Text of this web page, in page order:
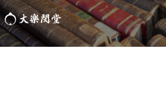
3回オブザーバー